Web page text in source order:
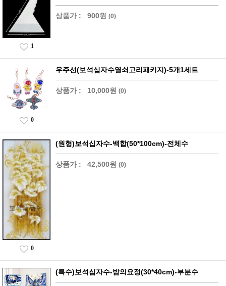
상품가 : 900원 (0)
1
우주선(보석십자수열쇠고리패키지)-5개1세트
상품가 : 10,000원 (0)
0
(원형)보석십자수-백합(50*100cm)-전체수
상품가 : 42,500원 (0)
0
(특수)보석십자수-밤의요정(30*40cm)-부분수